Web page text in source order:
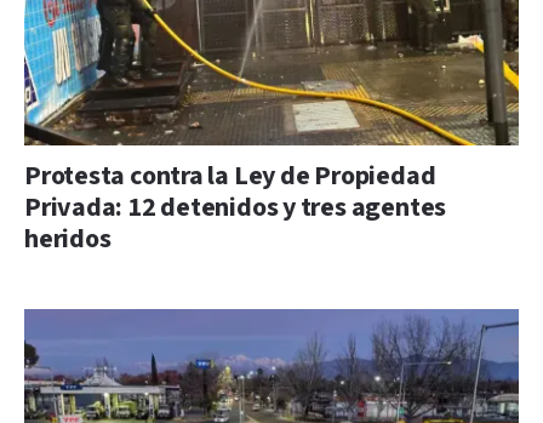
Protesta contra la Ley de Propiedad
Privada: 12 detenidos y tres agentes
heridos